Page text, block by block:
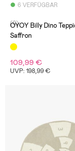
6 VERFÜGBAR
(0)
OYOY Billy Dino
Saffron
109,99 €
UVP: 198,99 €